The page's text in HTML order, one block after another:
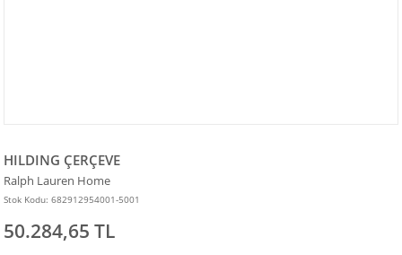
HILDING ÇERÇEVE
Ralph Lauren Home
Stok Kodu: 682912954001-5001
50.284,65 TL